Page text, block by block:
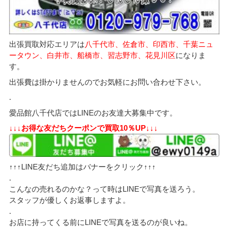
出張買取対応エリアは八千代市、佐倉市、印西市、千葉ニュ
ータウン、白井市、船橋市、習志野市、花見川区になりま
す。
出張費は掛かりませんのでお気軽にお問い合わせ下さい。
.
愛品館八千代店ではLINEのお友達大募集中です。
↓↓↓お得な友だちクーポンで買取10％UP↓↓↓
↑↑↑LINE友だち追加はバナーをクリック↑↑↑
.
こんなの売れるのかな？って時はLINEで写真を送ろう。
スタッフが優しくお返事しますよ。
.
お店に持ってくる前にLINEで写真を送るのが良いね。